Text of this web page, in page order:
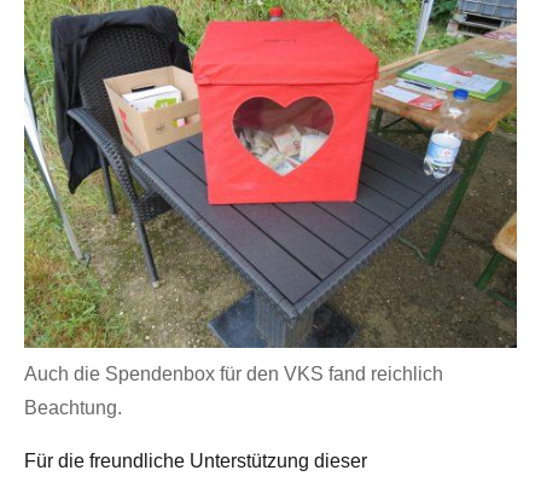
Auch die Spendenbox für den VKS fand reichlich
Beachtung.
Für die freundliche Unterstützung dieser